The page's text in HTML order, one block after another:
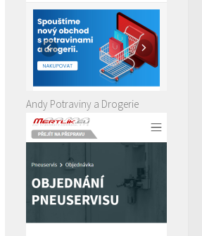
Andy Potraviny a Drogerie